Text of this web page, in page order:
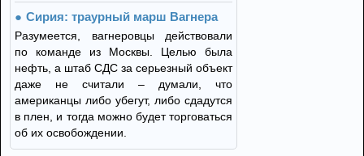
Сирия: траурный марш Вагнера
Разумеется, вагнеровцы действовали
по команде из Москвы. Целью была
нефть, а штаб СДС за серьезный объект
даже не считали – думали, что
американцы либо убегут, либо сдадутся
в плен, и тогда можно будет торговаться
об их освобождении.